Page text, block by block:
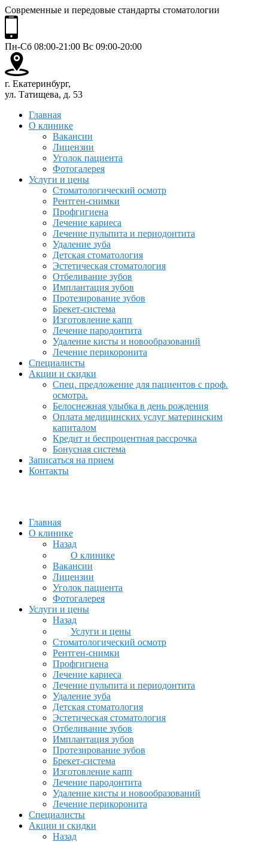
Современные и передовые стандарты стоматологии
Пн-Сб 08:00-21:00 Вс 09:00-20:00
г. Екатеринбург,
ул. Татищева, д. 53
Главная
О клинике
Вакансии
Лицензии
Уголок пациента
Фотогалерея
Услуги и цены
Стоматологический осмотр
Рентген-снимки
Профгигиена
Лечение кариеса
Лечение пульпита и периодонтита
Удаление зуба
Детская стоматология
Эстетическая стоматология
Отбеливание зубов
Имплантация зубов
Протезирование зубов
Брекет-система
Изготовление капп
Лечение пародонтита
Удаление кисты и новообразований
Лечение перикоронита
Специалисты
Акции и скидки
Спец. предложение для пациентов с проф.
осмотра.
Белоснежная улыбка в день рождения
Оплата медицинских услуг материнским
капиталом
Кредит и беспроцентная рассрочка
Бонусная система
Записаться на прием
Контакты
Главная
О клинике
Назад
О клинике
Вакансии
Лицензии
Уголок пациента
Фотогалерея
Услуги и цены
Назад
Услуги и цены
Стоматологический осмотр
Рентген-снимки
Профгигиена
Лечение кариеса
Лечение пульпита и периодонтита
Удаление зуба
Детская стоматология
Эстетическая стоматология
Отбеливание зубов
Имплантация зубов
Протезирование зубов
Брекет-система
Изготовление капп
Лечение пародонтита
Удаление кисты и новообразований
Лечение перикоронита
Специалисты
Акции и скидки
Назад